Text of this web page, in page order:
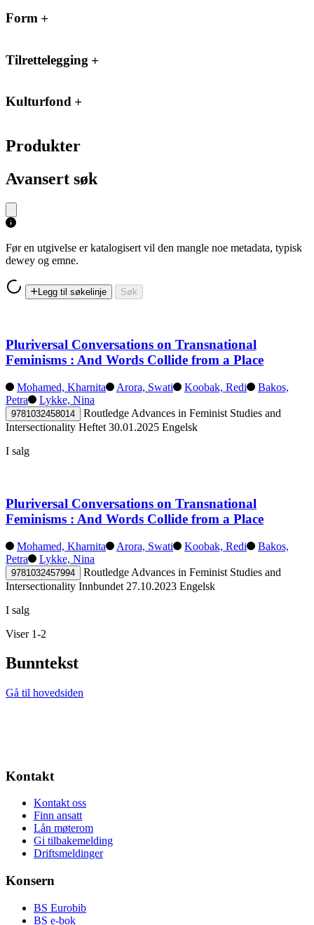
Form
Tilrettelegging
Kulturfond
Produkter
Avansert søk
Før en utgivelse er katalogisert vil den mangle noe metadata, typisk
dewey og emne.
Legg til søkelinje Søk
Pluriversal Conversations on Transnational
Feminisms : And Words Collide from a Place
Mohamed, Kharnita Arora, Swati Koobak, Redi
Bakos,
Petra
Lykke, Nina
9781032458014
Routledge Advances in Feminist Studies and
Intersectionality Heftet 30.01.2025 Engelsk
I salg
Pluriversal Conversations on Transnational
Feminisms : And Words Collide from a Place
Mohamed, Kharnita Arora, Swati Koobak, Redi
Bakos,
Petra
Lykke, Nina
9781032457994
Routledge Advances in Feminist Studies and
Intersectionality Innbundet 27.10.2023 Engelsk
I salg
Viser 1-2
Bunntekst
Gå til hovedsiden
Kontakt
Kontakt oss
Finn ansatt
Lån møterom
Gi tilbakemelding
Driftsmeldinger
Konsern
BS Eurobib
BS e-bok